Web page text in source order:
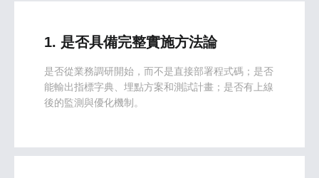
1. 是否具備完整實施方法論
是否從業務調研開始，而不是直接部署程式碼；是否
能輸出指標字典、埋點方案和測試計畫；是否有上線
後的監測與優化機制。